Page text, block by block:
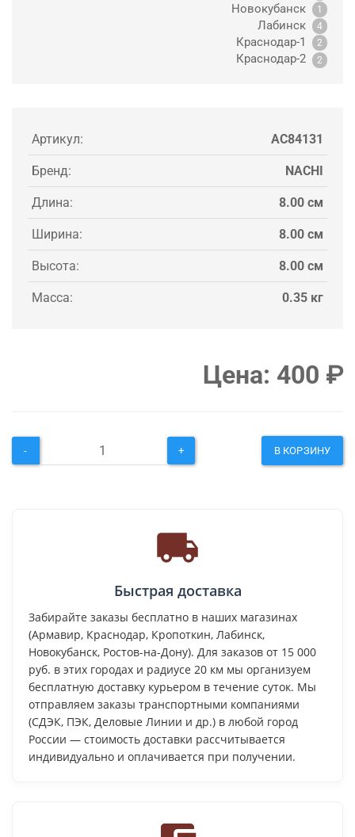
Новокубанск 1
Лабинск 4
Краснодар-1 2
Краснодар-2 2
Артикул: AC84131
Бренд: NACHI
Длина: 8.00 см
Ширина: 8.00 см
Высота: 8.00 см
Масса: 0.35 кг
Цена: 400 ₽
- + В КОРЗИНУ
Быстрая доставка
Забирайте заказы бесплатно в наших магазинах
(Армавир, Краснодар, Кропоткин, Лабинск,
Новокубанск, Ростов-на-Дону). Для заказов от 15 000
руб. в этих городах и радиусе 20 км мы организуем
бесплатную доставку курьером в течение суток. Мы
отправляем заказы транспортными компаниями
(СДЭК, ПЭК, Деловые Линии и др.) в любой город
России — стоимость доставки рассчитывается
индивидуально и оплачивается при получении.